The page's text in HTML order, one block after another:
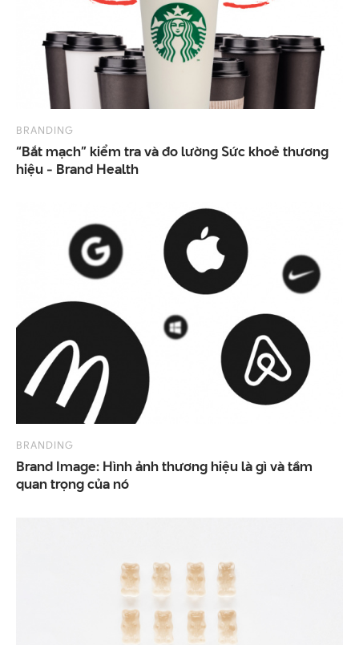
BRANDING
“Bắt mạch” kiểm tra và đo lường Sức khoẻ thương
hiệu - Brand Health
BRANDING
Brand Image: Hình ảnh thương hiệu là gì và tầm
quan trọng của nó